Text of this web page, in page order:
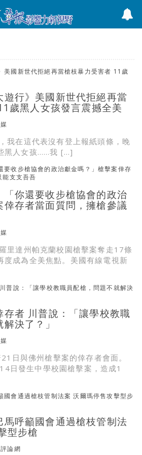
遊行》美國新世代拒絕再當
歲黑人女孩發言震撼全美
在這代表沒有登上報紙頭條，晚
黑人女孩……我 […]
你還要收步槍協會的政治
倖存者當面質問，擁槍參議
里達州帕克蘭校園槍擊案奪走17條
度成為全美焦點。美國有線電視新
存者 川普說：「讓學校教職
決了？」
日與佛州槍擊案的倖存者會面。
日發生中學校園槍擊案，造成1
馬呼籲國會通過槍枝管制法
型步槍
論網